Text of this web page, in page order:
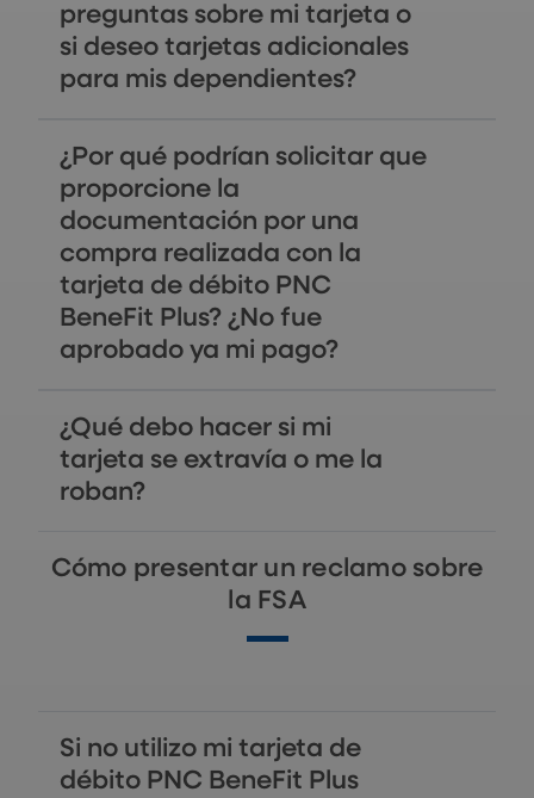
preguntas sobre mi tarjeta o
si deseo tarjetas adicionales
para mis dependientes?
¿Por qué podrían solicitar que
proporcione la
documentación por una
compra realizada con la
tarjeta de débito PNC
BeneFit Plus? ¿No fue
aprobado ya mi pago?
¿Qué debo hacer si mi
tarjeta se extravía o me la
roban?
Cómo presentar un reclamo sobre
la FSA
Si no utilizo mi tarjeta de
débito PNC BeneFit Plus